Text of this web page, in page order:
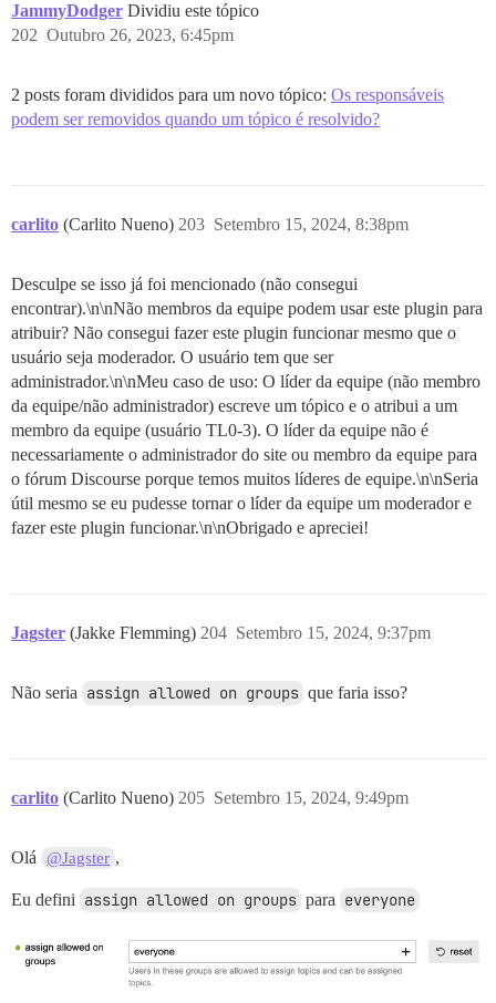
JammyDodger Dividiu este tópico
Outubro 26, 2023, 6:45pm
202
2 posts foram divididos para um novo tópico: Os responsáveis
podem ser removidos quando um tópico é resolvido?
carlito (Carlito Nueno) Setembro 15, 2024, 8:38pm
203
Desculpe se isso já foi mencionado (não consegui
encontrar).\n\nNão membros da equipe podem usar este plugin para
atribuir? Não consegui fazer este plugin funcionar mesmo que o
usuário seja moderador. O usuário tem que ser
administrador.\n\nMeu caso de uso: O líder da equipe (não membro
da equipe/não administrador) escreve um tópico e o atribui a um
membro da equipe (usuário TL0-3). O líder da equipe não é
necessariamente o administrador do site ou membro da equipe para
o fórum Discourse porque temos muitos líderes de equipe.\n\nSeria
útil mesmo se eu pudesse tornar o líder da equipe um moderador e
fazer este plugin funcionar.\n\nObrigado e apreciei!
Jagster (Jakke Flemming) Setembro 15, 2024, 9:37pm
204
Não seria assign allowed on groups que faria isso?
carlito (Carlito Nueno) Setembro 15, 2024, 9:49pm
205
Olá @Jagster ,
Eu defini assign allowed on groups para everyone